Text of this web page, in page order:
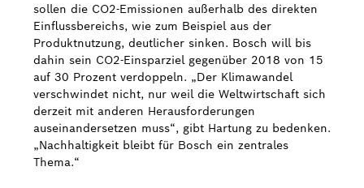
sollen die CO2-Emissionen außerhalb des direkten
Einflussbereichs, wie zum Beispiel aus der
Produktnutzung, deutlicher sinken. Bosch will bis
dahin sein CO2-Einsparziel gegenüber 2018 von 15
auf 30 Prozent verdoppeln. „Der Klimawandel
verschwindet nicht, nur weil die Weltwirtschaft sich
derzeit mit anderen Herausforderungen
auseinandersetzen muss“, gibt Hartung zu bedenken.
„Nachhaltigkeit bleibt für Bosch ein zentrales
Thema.“